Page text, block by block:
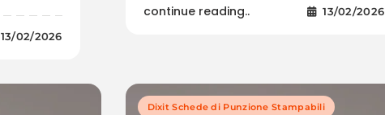
13/02/2026
continue reading.. 13/02/2026
Dixit Schede di Punzione Stampabili